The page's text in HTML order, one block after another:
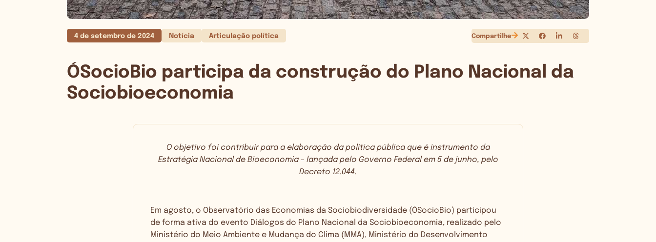
4 de setembro de 2024 Notícia Articulação política Compartilhe
ÓSocioBio participa da construção do Plano Nacional da
Sociobioeconomia
O objetivo foi contribuir para a elaboração da política pública que é instrumento da
Estratégia Nacional de Bioeconomia – lançada pelo Governo Federal em 5 de junho, pelo
Decreto 12.044.
Em agosto, o Observatório das Economias da Sociobiodiversidade (ÓSocioBio) participou
de forma ativa do evento Diálogos do Plano Nacional da Sociobioeconomia, realizado pelo
Ministério do Meio Ambiente e Mudança do Clima (MMA), Ministério do Desenvolvimento